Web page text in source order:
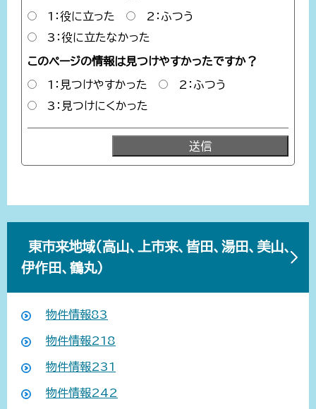
1：役に立った
2：ふつう
3：役に立たなかった
このページの情報は見つけやすかったですか？
1：見つけやすかった
2：ふつう
3：見つけにくかった
東市来地域（高山、上市来、皆田、湯田、美山、
伊作田、鶴丸）
物件情報83
物件情報218
物件情報231
物件情報242